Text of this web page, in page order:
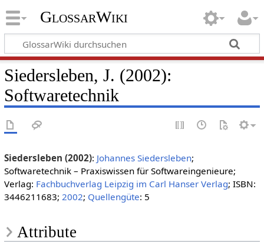
GlossarWiki
Siedersleben, J. (2002):
Softwaretechnik
Siedersleben (2002): Johannes Siedersleben;
Softwaretechnik – Praxiswissen für Softwareingenieure;
Verlag: Fachbuchverlag Leipzig im Carl Hanser Verlag; ISBN:
3446211683; 2002; Quellengüte: 5
Attribute